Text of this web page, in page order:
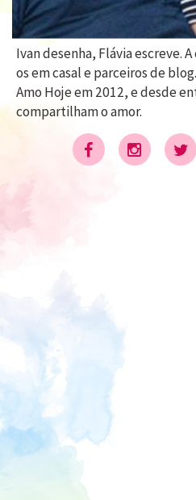
Ivan desenha, Flávia escreve.
os em casal e parceiros de
Amo Hoje em 2012, e desde
compartilham o amor.